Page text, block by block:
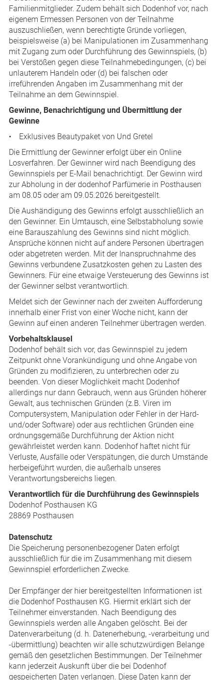
Familienmitglieder. Zudem behält sich Dodenhof vor, nach
eigenem Ermessen Personen von der Teilnahme
auszuschließen, wenn berechtigte Gründe vorliegen,
beispielsweise (a) bei Manipulationen im Zusammenhang
mit Zugang zum oder Durchführung des Gewinnspiels, (b)
bei Verstößen gegen diese Teilnahmebedingungen, (c) bei
unlauterem Handeln oder (d) bei falschen oder
irreführenden Angaben im Zusammenhang mit der
Teilnahme an dem Gewinnspiel.
Gewinne, Benachrichtigung und Übermittlung der
Gewinne
• Exklusives Beautypaket von Und Gretel
Die Ermittlung der Gewinner erfolgt über ein Online
Losverfahren. Der Gewinner wird nach Beendigung des
Gewinnspiels per E-Mail benachrichtigt. Der Gewinn wird
zur Abholung in der dodenhof Parfümerie in Posthausen
am 08.05 oder am 09.05.2026 bereitgestellt.
Die Aushändigung des Gewinns erfolgt ausschließlich an
den Gewinner. Ein Umtausch, eine Selbstabholung sowie
eine Barauszahlung des Gewinns sind nicht möglich.
Ansprüche können nicht auf andere Personen übertragen
oder abgetreten werden. Mit der Inanspruchnahme des
Gewinns verbundene Zusatzkosten gehen zu Lasten des
Gewinners. Für eine etwaige Versteuerung des Gewinns ist
der Gewinner selbst verantwortlich.
Meldet sich der Gewinner nach der zweiten Aufforderung
innerhalb einer Frist von einer Woche nicht, kann der
Gewinn auf einen anderen Teilnehmer übertragen werden.
Vorbehaltsklausel
Dodenhof behält sich vor, das Gewinnspiel zu jedem
Zeitpunkt ohne Vorankündigung und ohne Angabe von
Gründen zu modifizieren, zu unterbrechen oder zu
beenden. Von dieser Möglichkeit macht Dodenhof
allerdings nur dann Gebrauch, wenn aus Gründen höherer
Gewalt, aus technischen Gründen (z.B. Viren im
Computersystem, Manipulation oder Fehler in der Hard-
und/oder Software) oder aus rechtlichen Gründen eine
ordnungsgemäße Durchführung der Aktion nicht
gewährleistet werden kann. Dodenhof haftet nicht für
Verluste, Ausfälle oder Verspätungen, die durch Umstände
herbeigeführt wurden, die außerhalb unseres
Verantwortungsbereichs liegen.
Verantwortlich für die Durchführung des Gewinnspiels
Dodenhof Posthausen KG
28869 Posthausen
Datenschutz
Die Speicherung personenbezogener Daten erfolgt
ausschließlich für die im Zusammenhang mit diesem
Gewinnspiel erforderlichen Zwecke.
Der Empfänger der hier bereitgestellten Informationen ist
die Dodenhof Posthausen KG. Hiermit erklärt sich der
Teilnehmer einverstanden. Nach Beendigung des
Gewinnspiels werden alle Angaben gelöscht. Bei der
Datenverarbeitung (d. h. Datenerhebung, -verarbeitung und
-übermittlung) beachten wir alle schutzwürdigen Belange
gemäß den gesetzlichen Bestimmungen. Der Teilnehmer
kann jederzeit Auskunft über die bei Dodenhof
gespeicherten Daten verlangen. Diese Daten kann der